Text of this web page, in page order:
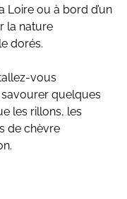
Loire ou à bord d’un
la nature
dorés.
vous
quelques
les rillons, les
de chèvre